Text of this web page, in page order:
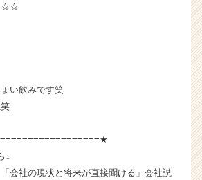
い飲みです笑
↓
会社の現状と将来が直接聞ける」会社説